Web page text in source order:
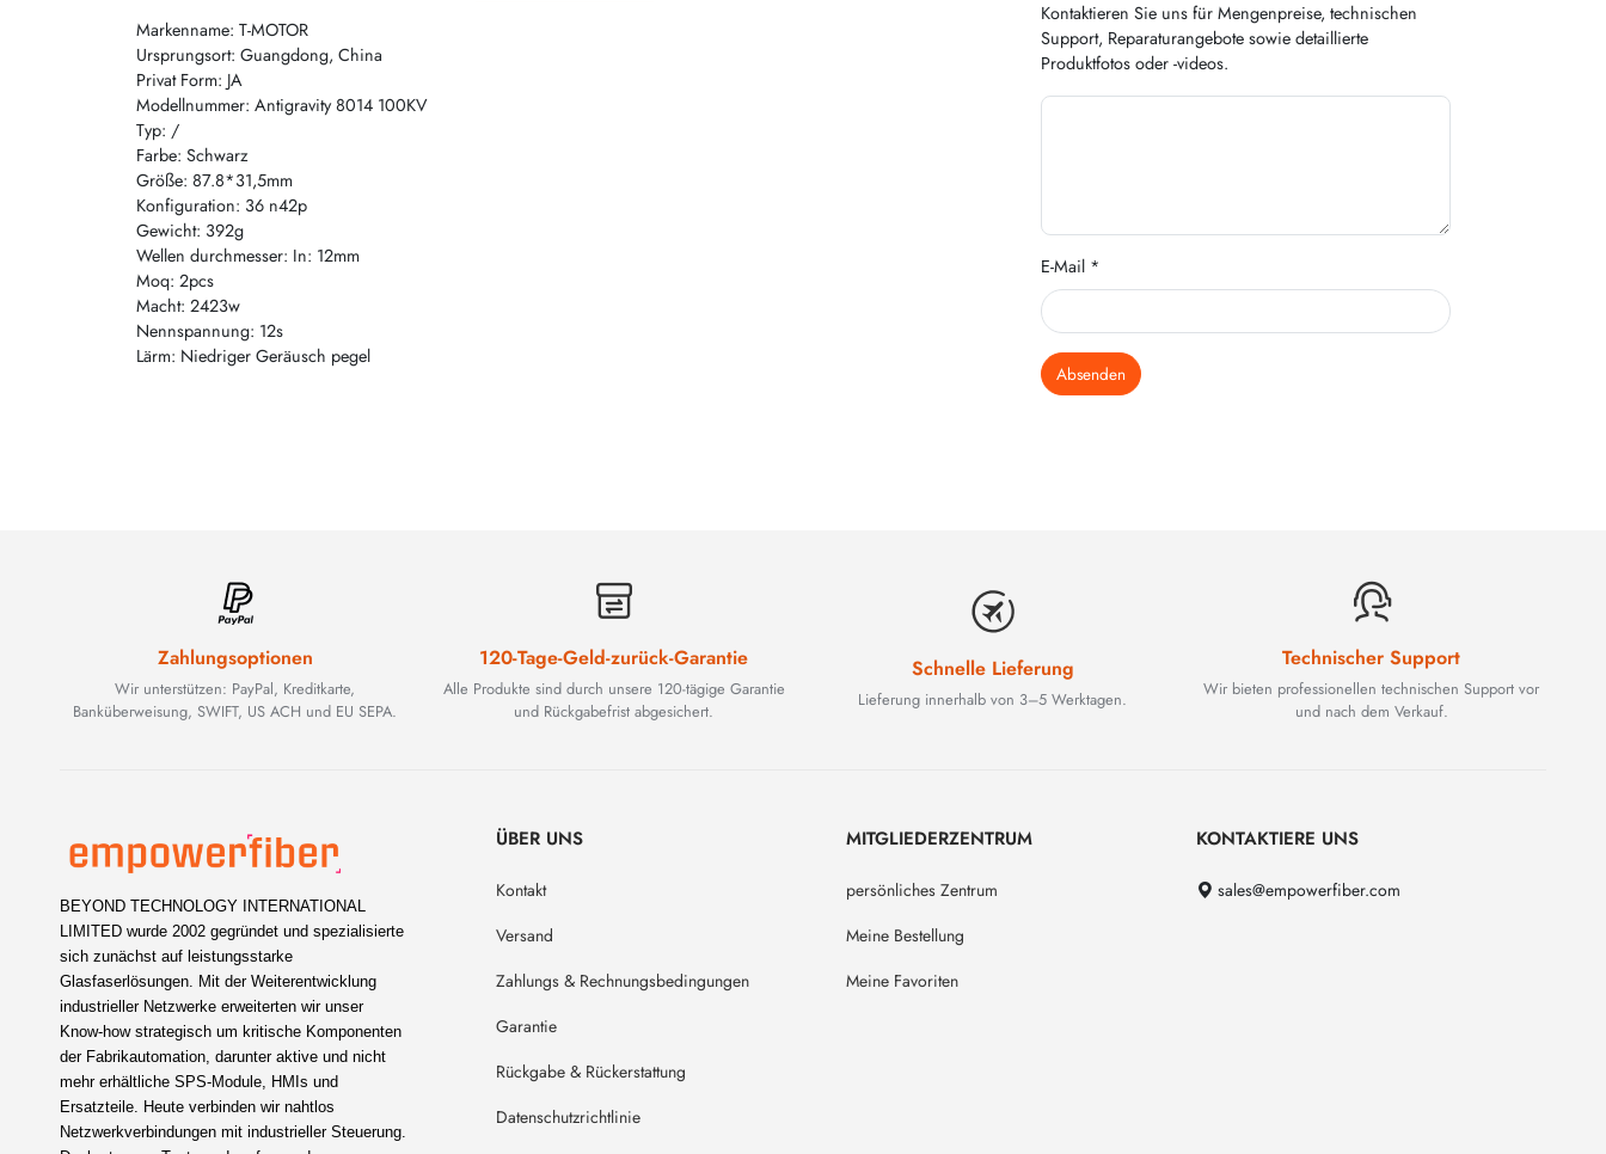
Markenname: T-MOTOR
Ursprungsort: Guangdong, China
Privat Form: JA
Modellnummer: Antigravity 8014 100KV
Typ: /
Farbe: Schwarz
Größe: 87.8*31,5mm
Konfiguration: 36 n42p
Gewicht: 392g
Wellen durchmesser: In: 12mm
Moq: 2pcs
Macht: 2423w
Nennspannung: 12s
Lärm: Niedriger Geräusch pegel
Kontaktieren Sie uns für Mengenpreise, technischen
Support, Reparaturangebote sowie detaillierte
Produktfotos oder -videos.
E-Mail *
Absenden
Zahlungsoptionen
Wir unterstützen: PayPal, Kreditkarte,
Banküberweisung, SWIFT, US ACH und EU SEPA.
120-Tage-Geld-zurück-Garantie
Alle Produkte sind durch unsere 120-tägige Garantie
und Rückgabefrist abgesichert.
Schnelle Lieferung
Lieferung innerhalb von 3–5 Werktagen.
Technischer Support
Wir bieten professionellen technischen Support vor
und nach dem Verkauf.
BEYOND TECHNOLOGY INTERNATIONAL
LIMITED wurde 2002 gegründet und spezialisierte
sich zunächst auf leistungsstarke
Glasfaserlösungen. Mit der Weiterentwicklung
industrieller Netzwerke erweiterten wir unser
Know-how strategisch um kritische Komponenten
der Fabrikautomation, darunter aktive und nicht
mehr erhältliche SPS-Module, HMIs und
Ersatzteile. Heute verbinden wir nahtlos
Netzwerkverbindungen mit industrieller Steuerung.
ÜBER UNS
Kontakt
Versand
Zahlungs & Rechnungsbedingungen
Garantie
Rückgabe & Rückerstattung
Datenschutzrichtlinie
MITGLIEDERZENTRUM
persönliches Zentrum
Meine Bestellung
Meine Favoriten
KONTAKTIERE UNS
sales@empowerfiber.com